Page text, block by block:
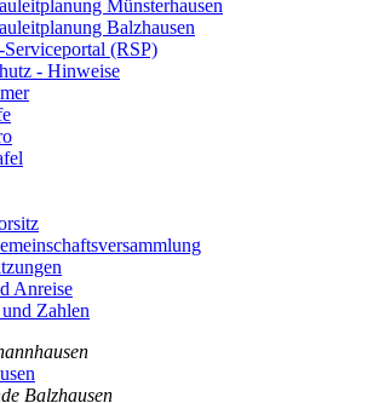
Münsterhausen
Balzhausen
Serviceportal (RSP)
- Hinweise
Anreise
Zahlen